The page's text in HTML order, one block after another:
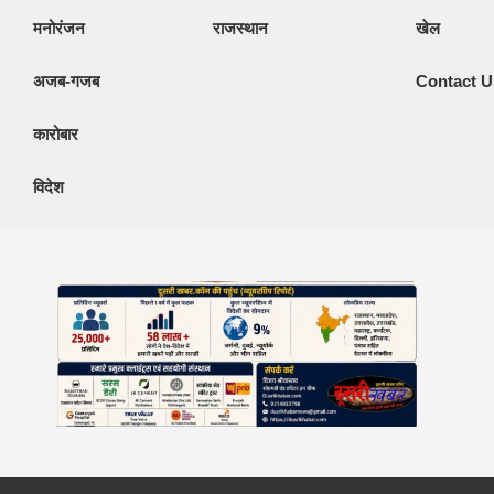
मनोरंजन
अजब-गजब
कारोबार
विदेश
राजस्थान खेल
Contact